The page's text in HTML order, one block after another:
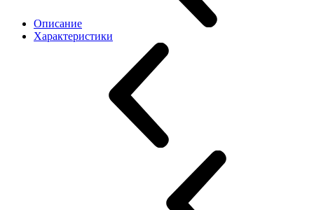
Описание
Характеристики